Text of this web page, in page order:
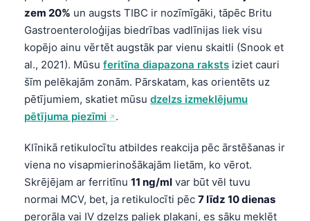
zem 20% un augsts TIBC ir nozīmīgāki, tāpēc Britu
Gastroenteroloģijas biedrības vadlīnijas liek visu
kopējo ainu vērtēt augstāk par vienu skaitli (Snook et
al., 2021). Mūsu feritīna diapazona raksts iziet cauri
šīm pelēkajām zonām. Pārskatam, kas orientēts uz
pētījumiem, skatiet mūsu dzelzs izmeklējumu
pētījuma piezīmi
.
Klīnikā retikulocītu atbildes reakcija pēc ārstēšanas ir
viena no visapmierinošākajām lietām, ko vērot.
Skrējējam ar ferritīnu 11 ng/ml var būt vēl tuvu
normai MCV, bet, ja retikulocīti pēc 7 līdz 10 dienas
perorāla vai IV dzelzs paliek plakani, es sāku meklēt